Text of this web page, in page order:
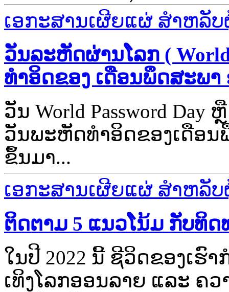
ເອກະສານເຜີຍແຜ່ ສຳຫລັ
ວັນລະຫັດຜ່ານໂລກ (
ທຳອິດຂອງ ເດືອນພຶດສະພາ
ວັນ World Password
ວັນພະຫັດທຳອິດຂອງເດືອນ
ຂຶ້ນມາ...
ເອກະສານເຜີຍແຜ່ ສຳຫລັ
ຕິດຕາມ 5 ແນວໂນ້ມ ກັບທິດທ
ໃນປີ 2022 ນີ້ ຊີວິດຂອງເຮົ
ເທິງໂລກອອນລາຍ ແລະ ຄ